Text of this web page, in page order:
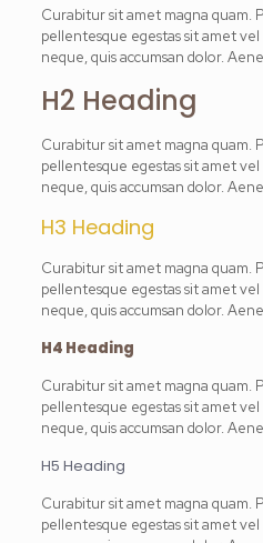
Curabitur sit amet magna quam.
pellentesque egestas sit amet
neque, quis accumsan dolor.
H2 Heading
Curabitur sit amet magna quam.
pellentesque egestas sit amet
neque, quis accumsan dolor.
H3 Heading
Curabitur sit amet magna quam.
pellentesque egestas sit amet
neque, quis accumsan dolor.
H4 Heading
Curabitur sit amet magna quam.
pellentesque egestas sit amet
neque, quis accumsan dolor.
H5 Heading
Curabitur sit amet magna quam.
pellentesque egestas sit amet